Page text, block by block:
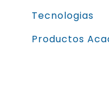
Tecnologias
Productos